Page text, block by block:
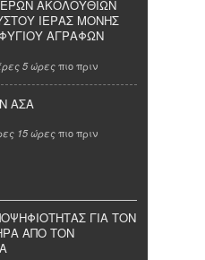
ΑΚΟΛΟΥΘΙΩΝ
ΙΕΡΑΣ ΜΟΝΗΣ
ΑΓΡΑΦΩΝ
5 ώρεςπιο πριν
ΑΣΑ
15 ώρες πιο πριν
ΓΙΑ ΤΟΝ
ΑΠΟ ΤΟΝ